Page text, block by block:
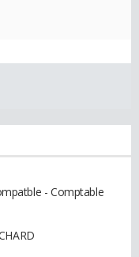
- Comptable